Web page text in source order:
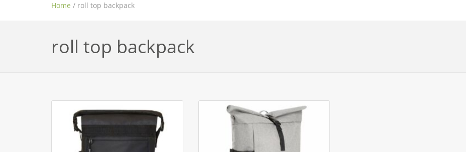
Home / roll top backpack
roll top backpack